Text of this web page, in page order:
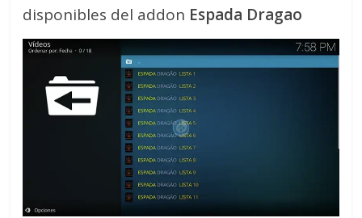
disponibles del addon Espada Dragao